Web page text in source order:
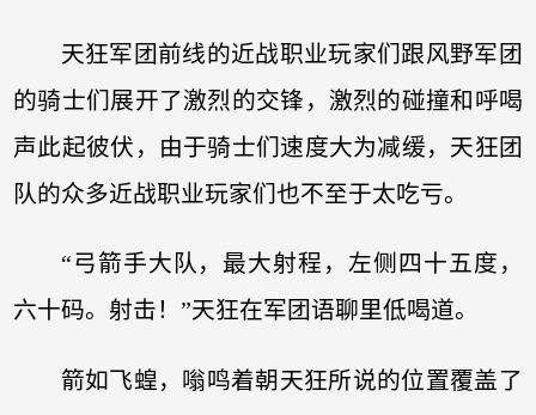
天狂军团前线的近战职业玩家们跟风野军团
的骑士们展开了激烈的交锋，激烈的碰撞和呼喝
声此起彼伏，由于骑士们速度大为减缓，天狂团
队的众多近战职业玩家们也不至于太吃亏。
“弓箭手大队，最大射程，左侧四十五度，
六十码。射击！”天狂在军团语聊里低喝道。
箭如飞蝗，嗡鸣着朝天狂所说的位置覆盖了